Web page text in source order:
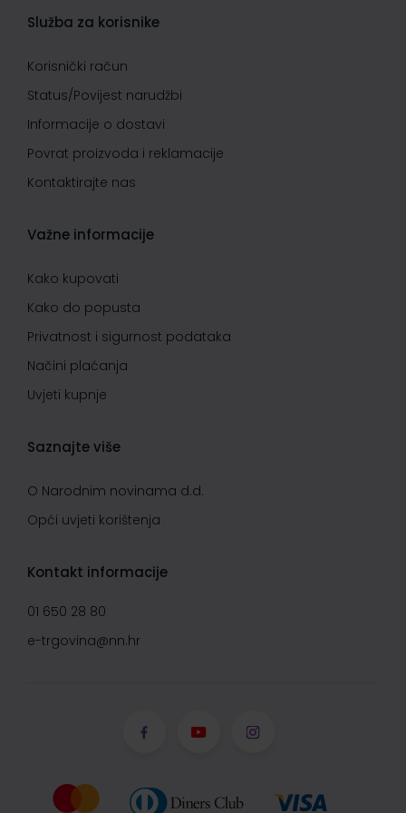
Služba za korisnike
Korisnički račun
Status/Povijest narudžbi
Informacije o dostavi
Povrat proizvoda i reklamacije
Kontaktirajte nas
Važne informacije
Kako kupovati
Kako do popusta
Privatnost i sigurnost podataka
Načini plaćanja
Uvjeti kupnje
Saznajte više
O Narodnim novinama d.d.
Opći uvjeti korištenja
Kontakt informacije
01 650 28 80
e-trgovina@nn.hr